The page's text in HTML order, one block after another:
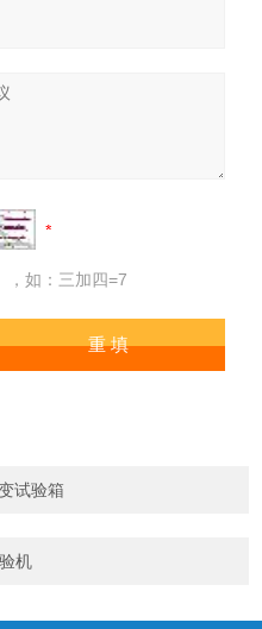
，如：三加四=7
试验箱
机